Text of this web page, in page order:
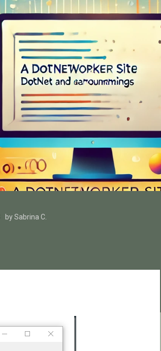
by Sabrina C.